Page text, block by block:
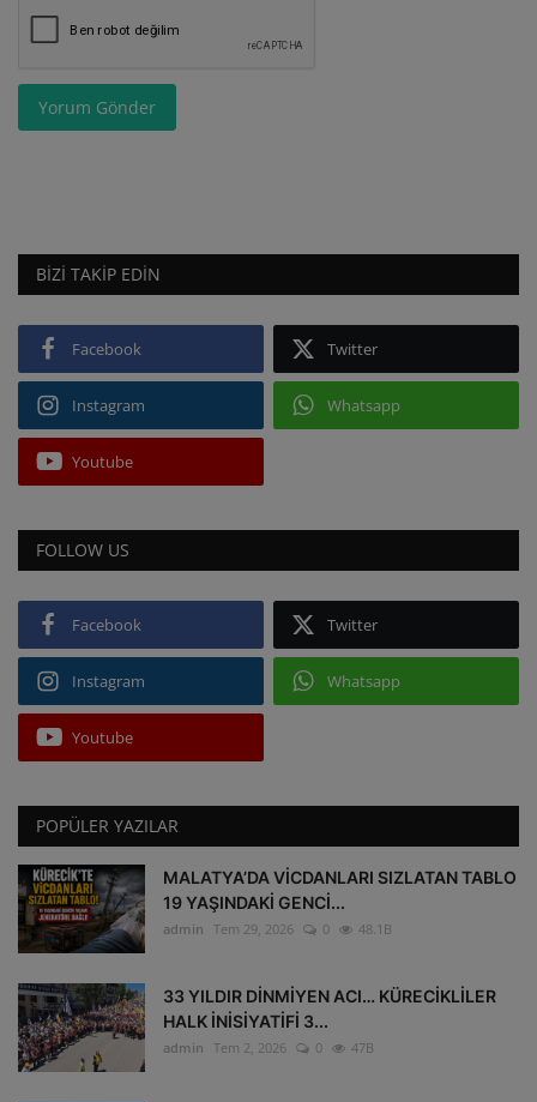
Yorum Gönder
BIZI TAKIP EDIN
Facebook Twitter
Instagram Whatsapp
Youtube
FOLLOW US
Facebook Twitter
Instagram Whatsapp
Youtube
POPÜLER YAZILAR
MALATYA’DA VİCDANLARI SIZLATAN TABLO
19 YAŞINDAKİ GENCİ...
admin Tem 29, 2026 0 48.1B
33 YILDIR DİNMİYEN ACI… KÜRECİKLİLER
HALK İNİSİYATİFİ 3...
admin Tem 2, 2026 0 47B